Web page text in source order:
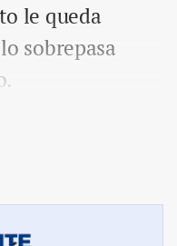
le queda
sobrepasa